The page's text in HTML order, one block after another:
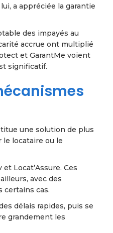
a appréciée la garantie
des impayés au
accrue ont multiplié
et GarantMe voient
significatif.
une solution de plus
le locataire ou le
Locat’Assure. Ces
avec des
certains cas.
délais rapides, puis se
grandement les